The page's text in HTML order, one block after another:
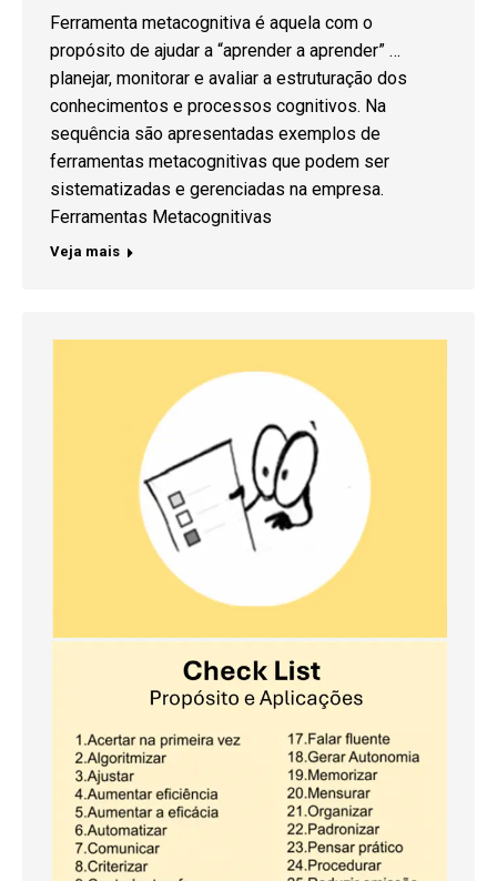
Ferramenta metacognitiva é aquela com o
propósito de ajudar a “aprender a aprender” …
planejar, monitorar e avaliar a estruturação dos
conhecimentos e processos cognitivos. Na
sequência são apresentadas exemplos de
ferramentas metacognitivas que podem ser
sistematizadas e gerenciadas na empresa.
Ferramentas Metacognitivas
Veja mais